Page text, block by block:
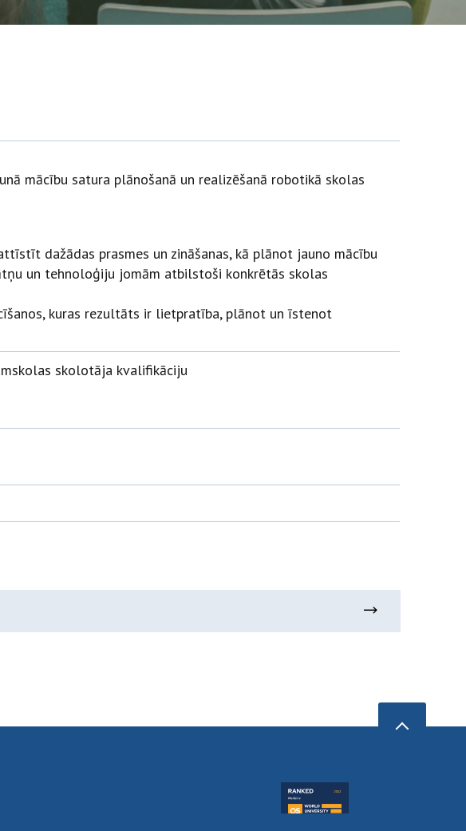
mācību satura plānošanā un realizēšanā robotikā skolas
dažādas prasmes un zināšanas, kā plānot jauno mācību
un tehnoloģiju jomām atbilstoši konkrētās skolas
kuras rezultāts ir lietpratība, plānot un īstenot
skolotāja kvalifikāciju